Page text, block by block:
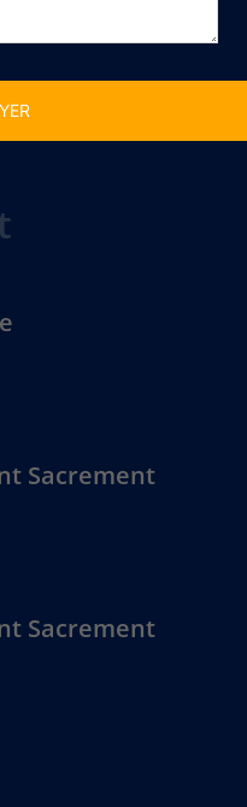
Sacrement
Sacrement